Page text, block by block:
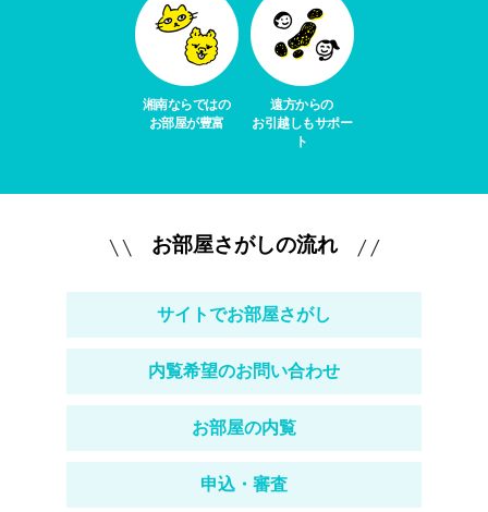
湘南ならではの
お部屋が豊富
遠方からの
お引越しもサポー
ト
お部屋さがしの流れ
サイトでお部屋さがし
内覧希望のお問い合わせ
お部屋の内覧
申込・審査